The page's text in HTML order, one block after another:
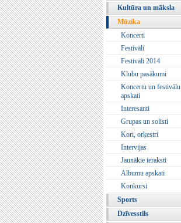
Kultūra un māksla
Mūzika
Koncerti
Festivāli
Festivāli 2014
Klubu pasākumi
Koncertu un festivālu
apskati
Interesanti
Grupas un solisti
Kori, orķestri
Intervijas
Jaunākie ieraksti
Albumu apskati
Konkursi
Sports
Dzīvesstils